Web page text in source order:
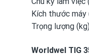
Kích thước
Trọng lượng
Worldwel TIG